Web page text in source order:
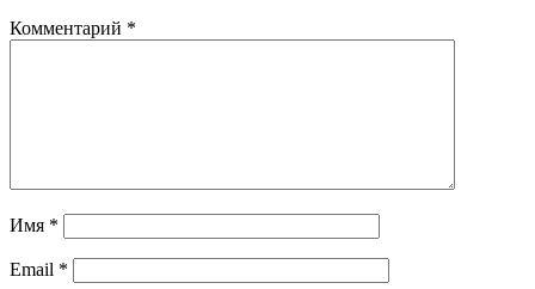
Комментарий *
Имя *
Email *